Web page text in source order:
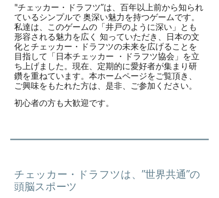
"チェッカー・ドラフツ”は、百年以上前から知られ
ているシンプルで 奥深い魅力を持つゲームです。
私達は、このゲームの「井戸のように深い」とも
形容される魅力を広く 知っていただき、日本の文
化とチェッカー・ドラフツの未来を広げることを
目指して「日本チェッカー ・ドラフツ協会」を立
ち上げました。現在、定期的に愛好者が集まり研
鑽を重ねています。本ホームページをご覧頂き、
ご興味をもたれた方は、是非、ご参加ください。
初心者の方も大歓迎です。
チェッカー・ドラフツは、”世界共通”の
頭脳スポーツ